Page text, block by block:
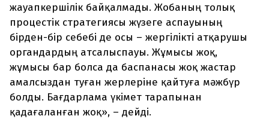
жауапкершілік байқалмады. Жобаның толық
процестік стратегиясы жүзеге аспауының
бірден-бір себебі де осы – жергілікті атқарушы
органдардың атсалыспауы. Жұмысы жоқ,
жұмысы бар болса да баспанасы жоқ жастар
амалсыздан туған жерлеріне қайтуға мәжбүр
болды. Бағдарлама үкімет тарапынан
қадағаланған жоқ», – дейді.